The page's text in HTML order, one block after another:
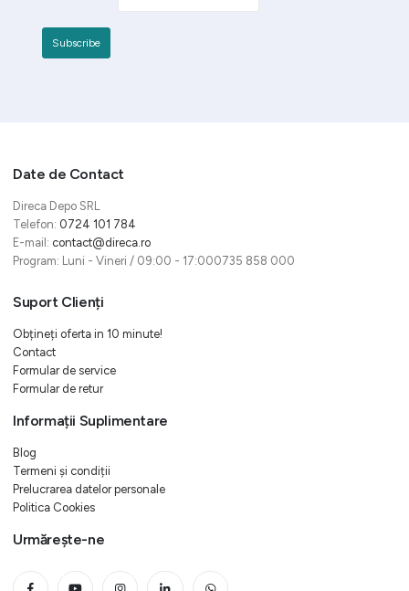
Date de Contact
Direca Depo SRL
Telefon: 0724 101 784
E-mail: contact@direca.ro
Program: Luni - Vineri / 09:00 - 17:000735 858 000
Suport Clienți
Obțineți oferta in 10 minute!
Contact
Formular de service
Formular de retur
Informații Suplimentare
Blog
Termeni și condiții
Prelucrarea datelor personale
Politica Cookies
Urmărește-ne